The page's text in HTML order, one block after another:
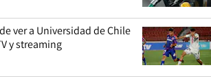
ver a Universidad de Chile
y streaming